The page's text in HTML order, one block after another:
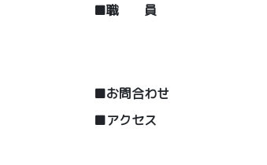
■職 員
■お問合わせ
■アクセス